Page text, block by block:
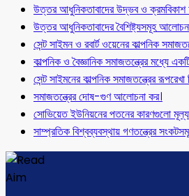
উত্তর আধুনিকতাবাদের উদ্ভব ও
উত্তর আধুনিকতাবাদের বৈশিষ্ট্যসমূহ
সেন্ট সাইমন ও রবার্ট ওয়েনের কাল্পনিক
কাল্পনিক ও বৈজ্ঞানিক সমাজতন্ত্রের মধ্যে
সেন্ট সাইমনের কাল্পনিক সমাজতন্ত্রের
সমাজতন্ত্রের দোষ-গুণ আলোচনা কর।
সোভিয়েত ইউনিয়নের পতনের কারণগুলো
সাম্প্রতিক বিশ্বব্যবস্থায় গণতন্ত্রের